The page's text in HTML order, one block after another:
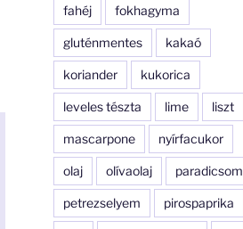
fahéj fokhagyma
gluténmentes kakaó
koriander kukorica
leveles tészta lime liszt
mascarpone nyírfacukor
olaj olívaolaj paradicsom
petrezselyem pirospaprika